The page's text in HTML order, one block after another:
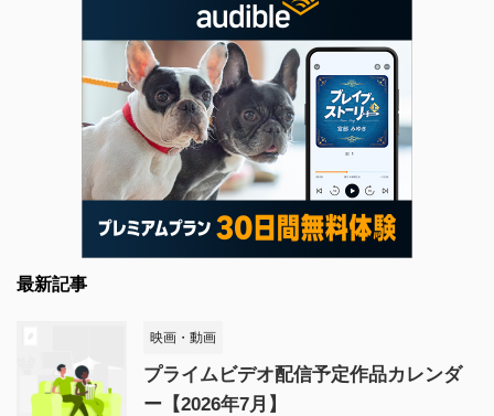
最新記事
映画・動画
プライムビデオ配信予定作品カレンダ
ー【2026年7月】